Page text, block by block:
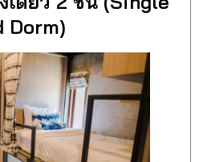
Dorm)